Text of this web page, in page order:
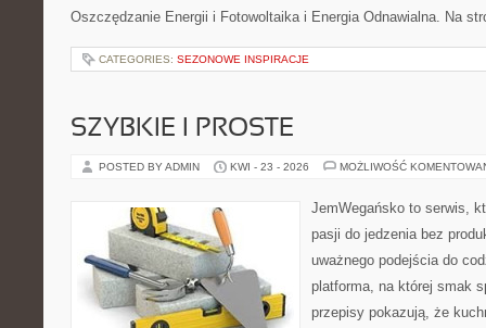
Oszczędzanie Energii i Fotowoltaika i Energia Odnawialna. Na
CATEGORIES: SEZONOWE INSPIRACJE
SZYBKIE I PROSTE
POSTED BY ADMIN KWI - 23 - 2026 MOŻLIWOŚĆ
JemWegańsko to serwis,
pasji do jedzenia bez
uważnego podejścia do
platforma, na której smak
przepisy pokazują, że